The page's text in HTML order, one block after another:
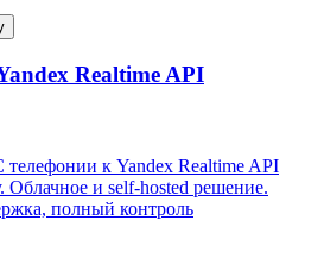
Realtime API
к Yandex Realtime API
Облачное и self-hosted решение.
полный контроль